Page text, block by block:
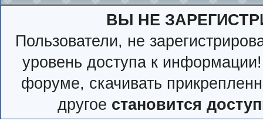
ВЫ НЕ
Пользователи, не
уровень доступа к
форуме, скачивать
другое становится